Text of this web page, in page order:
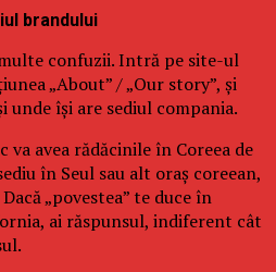
brandului
confuzii. Intră pe site-ul
„About” / „Our story”, și
unde își are sediul compania.
avea rădăcinile în Coreea de
în Seul sau alt oraș coreean,
„povestea” te duce în
ai răspunsul, indiferent cât